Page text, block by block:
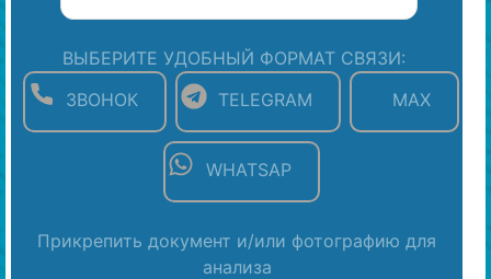
ВЫБЕРИТЕ УДОБНЫЙ ФОРМАТ СВЯЗИ:
ЗВОНОК
TELEGRAM MAX
WHATSAP
Прикрепить документ и/или фотографию для
анализа